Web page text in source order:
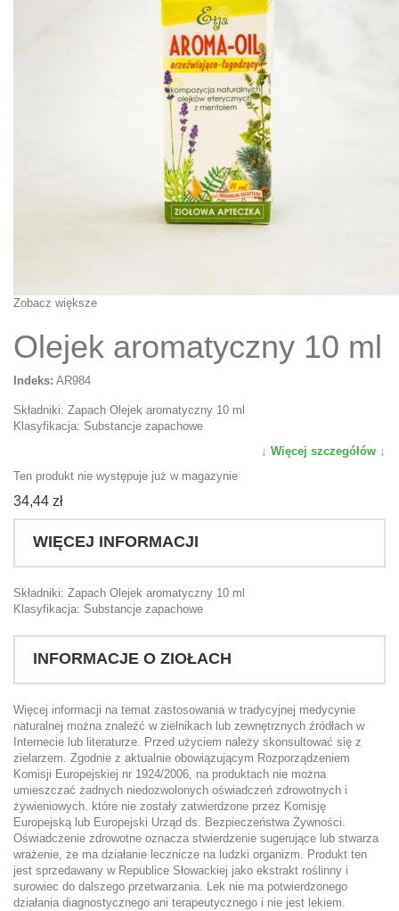
Zobacz większe
Olejek aromatyczny 10 ml
Indeks: AR984
Składniki: Zapach Olejek aromatyczny 10 ml
Klasyfikacja: Substancje zapachowe
↓ Więcej szczegółów ↓
Ten produkt nie występuje już w magazynie
34,44 zł
WIĘCEJ INFORMACJI
Składniki: Zapach Olejek aromatyczny 10 ml
Klasyfikacja: Substancje zapachowe
INFORMACJE O ZIOŁACH
Więcej informacji na temat zastosowania w tradycyjnej medycynie
naturalnej można znaleźć w zielnikach lub zewnętrznych źródłach w
Internecie lub literaturze. Przed użyciem należy skonsultować się z
zielarzem. Zgodnie z aktualnie obowiązującym Rozporządzeniem
Komisji Europejskiej nr 1924/2006, na produktach nie można
umieszczać żadnych niedozwolonych oświadczeń zdrowotnych i
żywieniowych. które nie zostały zatwierdzone przez Komisję
Europejską lub Europejski Urząd ds. Bezpieczeństwa Żywności.
Oświadczenie zdrowotne oznacza stwierdzenie sugerujące lub stwarza
wrażenie, że ma działanie lecznicze na ludzki organizm. Produkt ten
jest sprzedawany w Republice Słowackiej jako ekstrakt roślinny i
surowiec do dalszego przetwarzania. Lek nie ma potwierdzonego
działania diagnostycznego ani terapeutycznego i nie jest lekiem.